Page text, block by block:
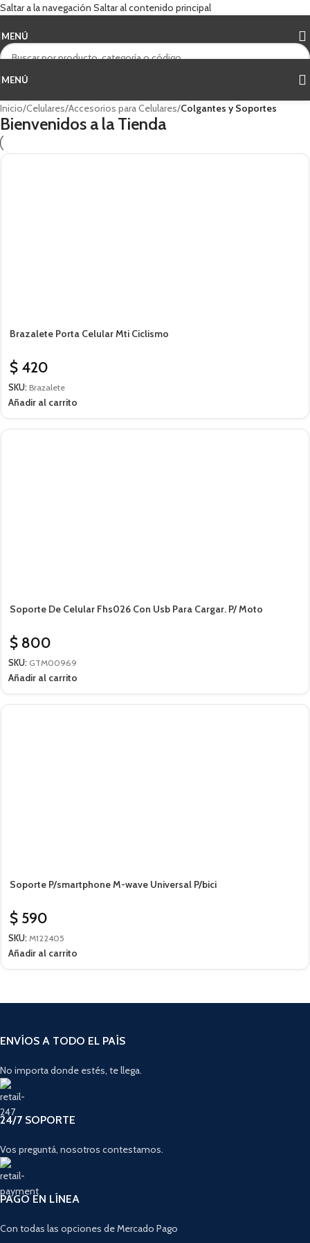
Saltar a la navegación Saltar al contenido principal
MENÚ
MENÚ
Inicio/Celulares/Accesorios para Celulares/Colgantes y Soportes
Bienvenidos a la Tienda
Brazalete Porta Celular Mti Ciclismo
$ 420
SKU: Brazalete
Añadir al carrito
Soporte De Celular Fhs026 Con Usb Para Cargar. P/ Moto
$ 800
SKU: GTM00969
Añadir al carrito
Soporte P/smartphone M-wave Universal P/bici
$ 590
SKU: M122405
Añadir al carrito
ENVÍOS A TODO EL PAÍS
No importa donde estés, te llega.
24/7 SOPORTE
Vos preguntá, nosotros contestamos.
PAGO EN LÍNEA
Con todas las opciones de Mercado Pago